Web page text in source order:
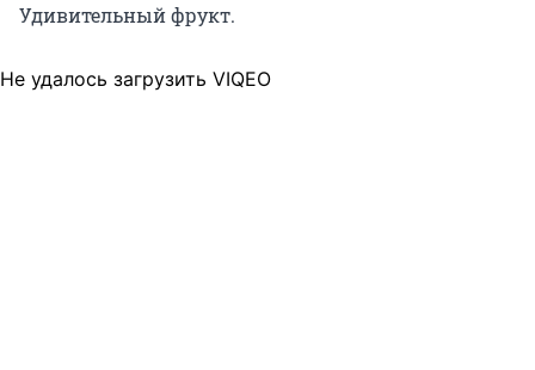
Удивительный фрукт.
Не удалось загрузить VIQEO